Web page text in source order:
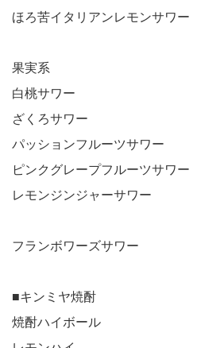
ほろ苦イタリアンレモンサワー
果実系
白桃サワー
ざくろサワー
パッションフルーツサワー
ピンクグレープフルーツサワー
レモンジンジャーサワー
フランボワーズサワー
■キンミヤ焼酎
焼酎ハイボール